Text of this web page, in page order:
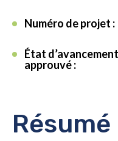
Numéro de projet :
État
approuvé :